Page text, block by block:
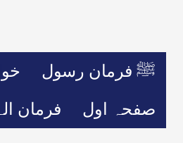
ﷺ فرمان رسول
فرمان صفحہ اول